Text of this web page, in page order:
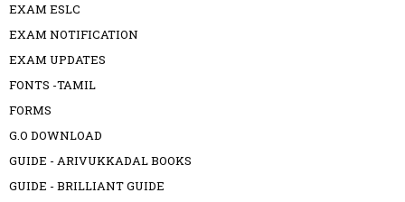
EXAM ESLC
EXAM NOTIFICATION
EXAM UPDATES
FONTS -TAMIL
FORMS
G.O DOWNLOAD
GUIDE - ARIVUKKADAL BOOKS
GUIDE - BRILLIANT GUIDE